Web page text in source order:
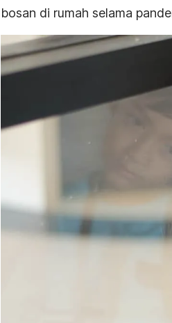
bosan di rumah selama